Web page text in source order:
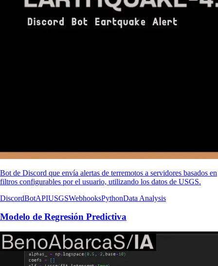
Bot de Discord que envía alertas de terremotos a servidores basados ​​en
filtros configurables por el usuario, utilizando los datos de USGS.
DiscordBotAPIUSGSWebhooksPythonData Analysis
Modelo de Regresión Predictiva